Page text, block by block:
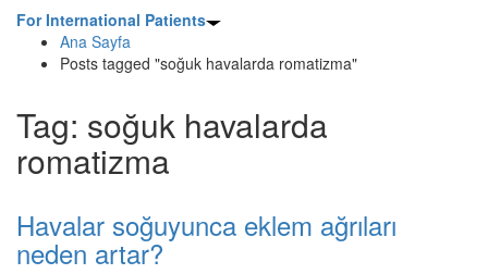
For International Patients
Ana Sayfa
Posts tagged "soğuk havalarda romatizma"
Tag: soğuk havalarda
romatizma
Havalar soğuyunca eklem ağrıları
neden artar?